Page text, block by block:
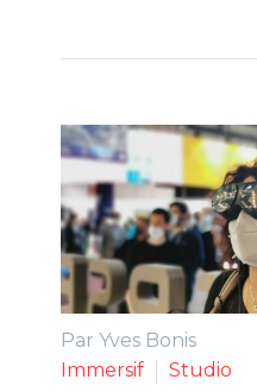
Par Yves Bonis
Immersif
Studio